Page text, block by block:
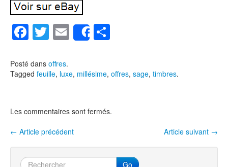
F
c
e
o
o
k
T
tt
er
E
m
ail
Share
ta
g
Posté dans offres.
Tagged feuille, luxe, millésime, offres, sage, timbres.
Les commentaires sont fermés.
Navigation entre les articles
Article suivant →
← Article précédent
Go